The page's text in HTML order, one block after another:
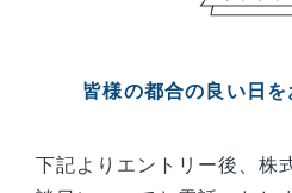
皆様の都合の良い日
下記よりエントリー後、株